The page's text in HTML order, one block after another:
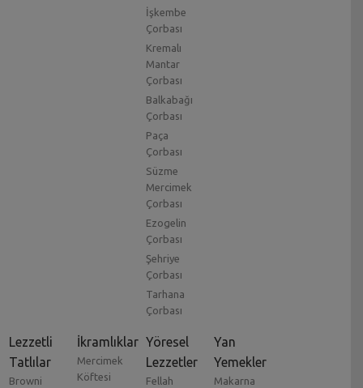
İşkembe
Çorbası
Kremalı
Mantar
Çorbası
Balkabağı
Çorbası
Paça
Çorbası
Süzme
Mercimek
Çorbası
Ezogelin
Çorbası
Şehriye
Çorbası
Tarhana
Çorbası
Lezzetli
Tatlılar
Browni
İkramlıklar
Mercimek
Köftesi
Yöresel
Lezzetler
Fellah
Yan
Yemekler
Makarna